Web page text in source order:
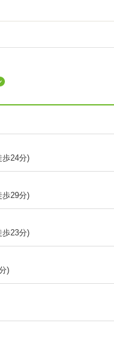
歩24分)
歩29分)
歩23分)
)